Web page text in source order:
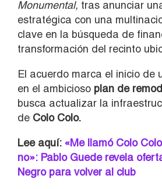
Monumental, tras anunciar
estratégica con una
clave en la búsqueda de
transformación del recinto
El acuerdo marca el inicio de
en el ambicioso plan de
busca actualizar la
de Colo Colo.
Lee aquí: «Me llamó Colo
no»: Pablo Guede revela
Negro para volver al club